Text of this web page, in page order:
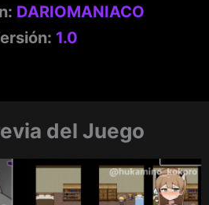
DARIOMANIACO
1.0
del Juego